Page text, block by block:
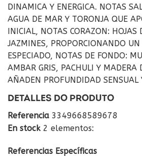
DINAMICA Y ENERGICA. NOTAS
AGUA DE MAR Y TORONJA QUE
INICIAL, NOTAS CORAZON: HOJAS
JAZMINES, PROPORCIONANDO
ESPECIADO, NOTAS DE FONDO:
AMBAR GRIS, PACHULI Y MADERA
AÑADEN PROFUNDIDAD SENSUAL
DETALLES DO PRODUTO
Referencia 3349668589678
En stock 2 elementos:
Referencias Específicas